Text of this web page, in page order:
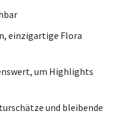
einzigartige Flora
um Highlights
und bleibende